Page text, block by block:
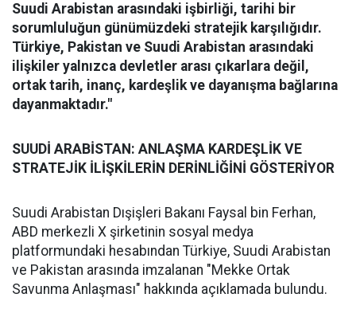
Suudi Arabistan arasındaki işbirliği, tarihi bir
sorumluluğun günümüzdeki stratejik karşılığıdır.
Türkiye, Pakistan ve Suudi Arabistan arasındaki
ilişkiler yalnızca devletler arası çıkarlara değil,
ortak tarih, inanç, kardeşlik ve dayanışma bağlarına
dayanmaktadır."
SUUDİ ARABİSTAN: ANLAŞMA KARDEŞLİK VE
STRATEJİK İLİŞKİLERİN DERİNLİĞİNİ GÖSTERİYOR
Suudi Arabistan Dışişleri Bakanı Faysal bin Ferhan,
ABD merkezli X şirketinin sosyal medya
platformundaki hesabından Türkiye, Suudi Arabistan
ve Pakistan arasında imzalanan "Mekke Ortak
Savunma Anlaşması" hakkında açıklamada bulundu.